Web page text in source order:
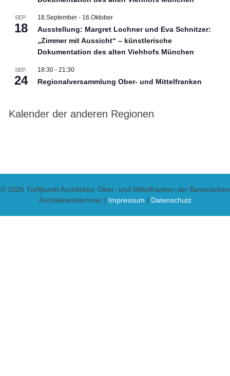
SEP.
18
18.September- 16.Oktober
Ausstellung: Margret Lochner und Eva Schnitzer:
„Zimmer mit Aussicht“ – künstlerische
Dokumentation des alten Viehhofs München
SEP.
24
18:30- 21:30
Regionalversammlung Ober- und Mittelfranken
Kalender der anderen Regionen
© 2026 Treffpunkt Architektur Ober- und Mittelfranken der Bayerischen
Architektenkammer | Impressum | Datenschutz